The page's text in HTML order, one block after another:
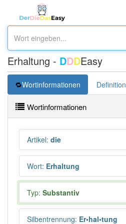
Erhaltung - DDDEasy
Wortinformationen Definition
Wortinformationen
Artikel: die
Wort: Erhaltung
Typ: Substantiv
Silbentrennung: Er•hal•tung